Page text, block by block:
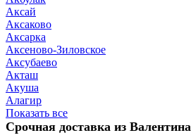
Аксай
Аксаково
Аксарка
Аксеново-Зиловское
Аксубаево
Акташ
Акуша
Алагир
Показать все
Срочная доставка из Валентина